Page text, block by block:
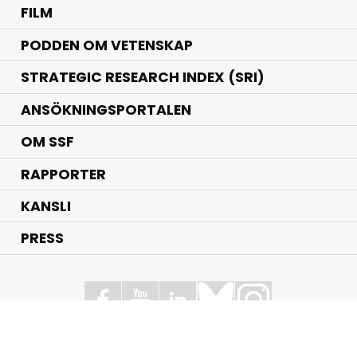
FILM
PODDEN OM VETENSKAP
STRATEGIC RESEARCH INDEX (SRI)
ANSÖKNINGSPORTALEN
OM SSF
RAPPORTER
KANSLI
PRESS